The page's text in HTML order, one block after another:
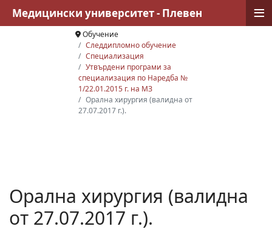
Обучение
Следдипломно обучение
Специализация
Утвърдени програми за
специализация по Наредба №
1/22.01.2015 г. на МЗ
Орална хирургия (валидна от
27.07.2017 г.).
Орална хирургия (валидна
от 27.07.2017 г.).
Медицински университет - Плевен ≡